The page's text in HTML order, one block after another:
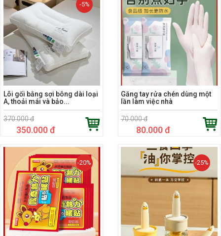
-5%
Lõi gối bằng sợi bông dài loại
A, thoải mái và bảo...
370.000 đ
350.000 đ
Găng tay rửa chén dùng một
lần làm việc nhà
70.000 đ
80.000 đ
-20% -25%